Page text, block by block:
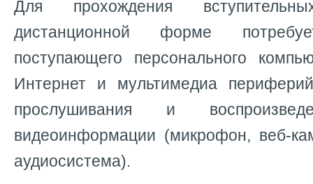
Для прохождения
дистанционной форме
поступающего персонального
Интернет и мультимедиа
прослушивания и
видеоинформации (микрофон, веб-
аудиосистема).